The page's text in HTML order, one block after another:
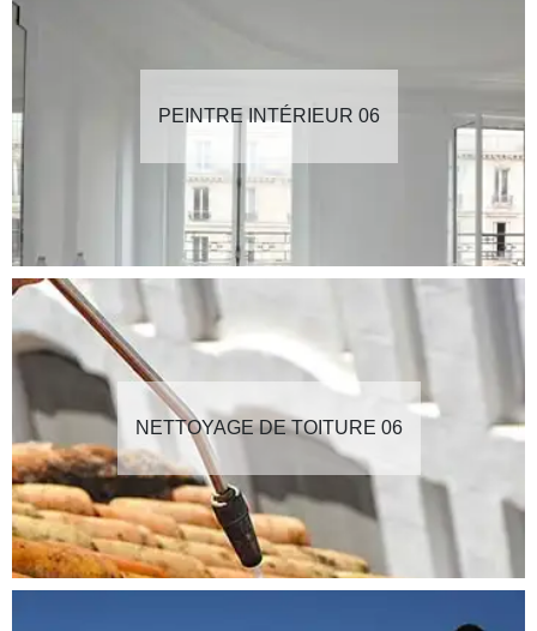
PEINTRE INTÉRIEUR 06
NETTOYAGE DE TOITURE 06